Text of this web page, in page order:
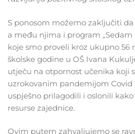
S ponosom možemo zaključiti
a među njima i program „Sedam
koje smo proveli kroz ukupno 56
školske godine u OŠ Ivana
utječu na otpornost učenika koji
uzrokovanim pandemijom Covid
uspješno prilagodili i oslonili
resurse zajednice.
Ovim putem zahvaljujemo se